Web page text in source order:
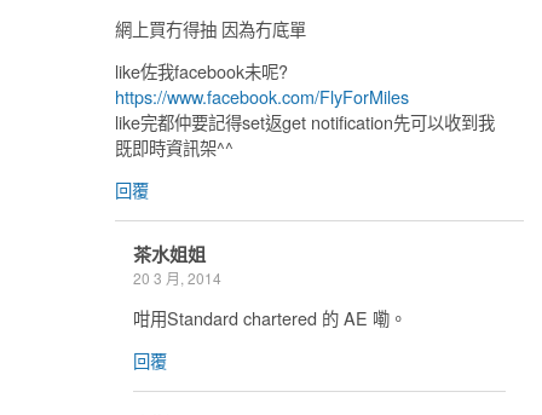
網上買冇得抽 因為冇底單
like佐我facebook未呢?
https://www.facebook.com/FlyForMiles
like完都仲要記得set返get notification先可以收到我
既即時資訊架^^
回覆
茶水姐姐
20 3 月, 2014
咁用Standard chartered 的 AE 嘞。
回覆